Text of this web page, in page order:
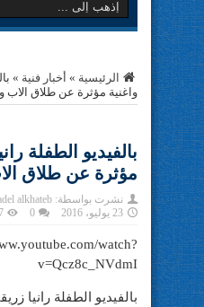
الرئيسية » أخبار فنية »
واغنية مؤثرة عن طلاق الاب
بالفيديو الطفلة
مؤثرة عن طلاق
نشرت بواسطة: alkhateb
23 يوليو، 2016
0
watch?
v=Qcz8c_NVdmI
بالفيديو الطفلة رانيا